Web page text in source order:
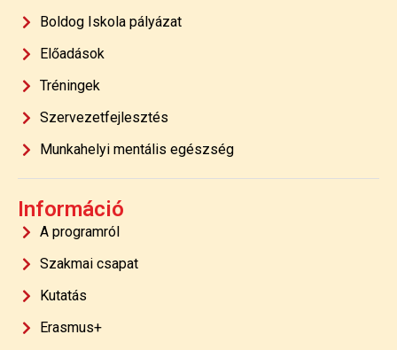
Boldog Iskola pályázat
Előadások
Tréningek
Szervezetfejlesztés
Munkahelyi mentális egészség
Információ
A programról
Szakmai csapat
Kutatás
Erasmus+